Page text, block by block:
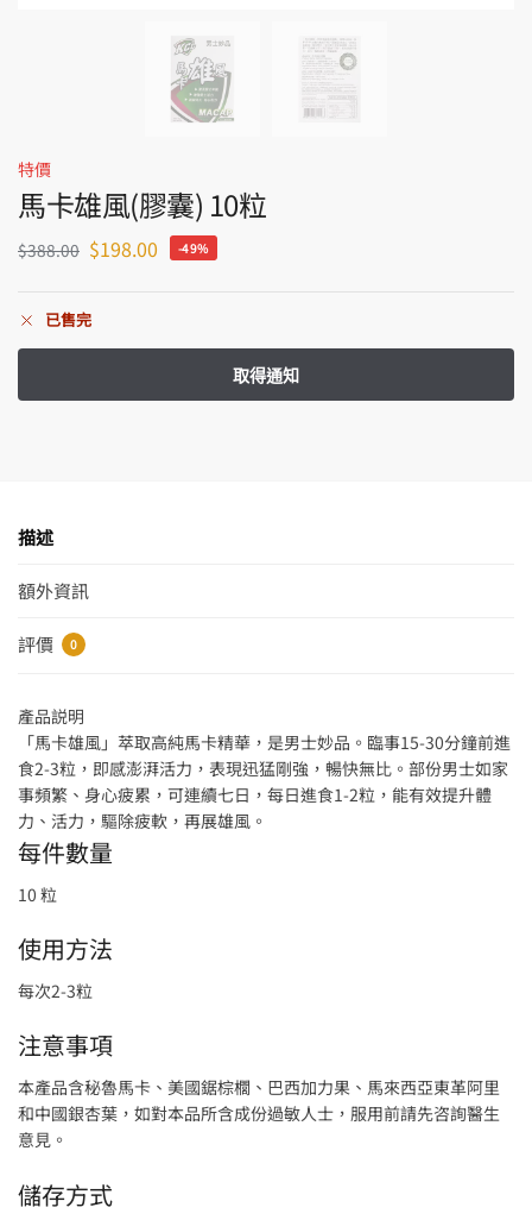
特價
馬卡雄風(膠囊) 10粒
$388.00 $198.00 -49%
已售完
描述
額外資訊
評價 0
產品説明
「馬卡雄風」萃取高純馬卡精華，是男士妙品。臨事15-30分鐘前進
食2-3粒，即感澎湃活力，表現迅猛剛強，暢快無比。部份男士如家
事頻繁、身心疲累，可連續七日，每日進食1-2粒，能有效提升體
力、活力，驅除疲軟，再展雄風。
每件數量
10 粒
使用方法
每次2-3粒
注意事項
本產品含秘魯馬卡、美國鋸棕櫚、巴西加力果、馬來西亞東革阿里
和中國銀杏葉，如對本品所含成份過敏人士，服用前請先咨詢醫生
意見。
儲存方式